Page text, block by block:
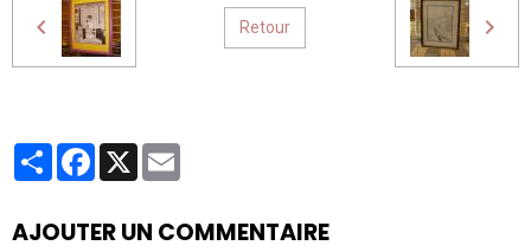
Retour
PartagerFacebook
X
AJOUTER UN COMMENTAIRE